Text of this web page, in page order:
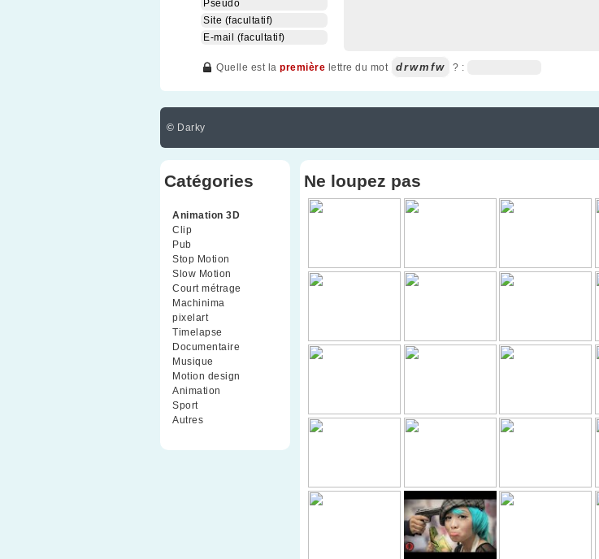
Quelle est la première lettre du mot drwmfw ? :
© Darky
Catégories
Animation 3D
Clip
Pub
Stop Motion
Slow Motion
Court métrage
Machinima
pixelart(10)
Timelapse
Documentaire
Musique
Motion design
Animation
Sport(2)
Autres
Ne loupez pas